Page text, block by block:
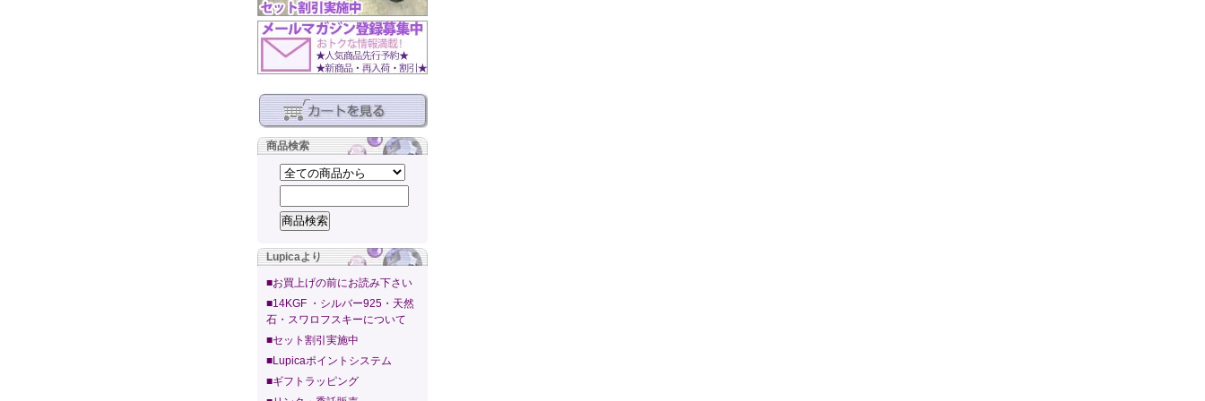
商品検索
Lupicaより
■お買上げの前にお読み下さい
■14KGF ・シルバー925・天然
石・スワロフスキーについて
■セット割引実施中
■Lupicaポイントシステム
■ギフトラッピング